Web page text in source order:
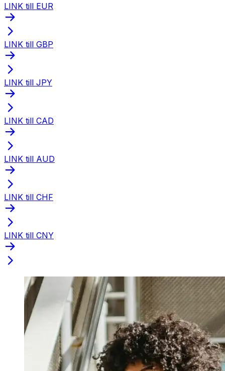
LINK till EUR
LINK till GBP
LINK till JPY
LINK till CAD
LINK till AUD
LINK till CHF
LINK till CNY